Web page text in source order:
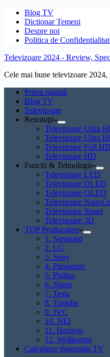
Blog TV
Dictionar Temeni
Despre noi
Politica de
Televizoare 2024 - Review,
Cele mai bune televizoare
Prima pagină
Blog TV
Televizoare
Rezoluţii
Televizoare Ultra
Televizoare Ultra
Televizoare Full HD
Televizoare HD
Functii & Tehnologii
Televizoare LED
Televizoare OLED
Televizoare QLED
Televizoare
Televizoare Smart
Televizoare 3D
TOP Producatori
1. Samsung
2. LG
3. Sony
4. Panasonic
5. Philips
6. Sharp
7. Tesla
8. Toshiba
9. JVC
10. NEI
11. Horizon
12. Wellington
Calculator diagonala TV